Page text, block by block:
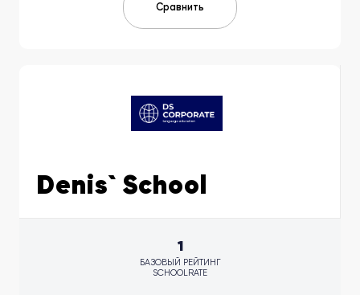
Сравнить
Denis` School
1
БАЗОВЫЙ РЕЙТИНГ
SCHOOLRATE